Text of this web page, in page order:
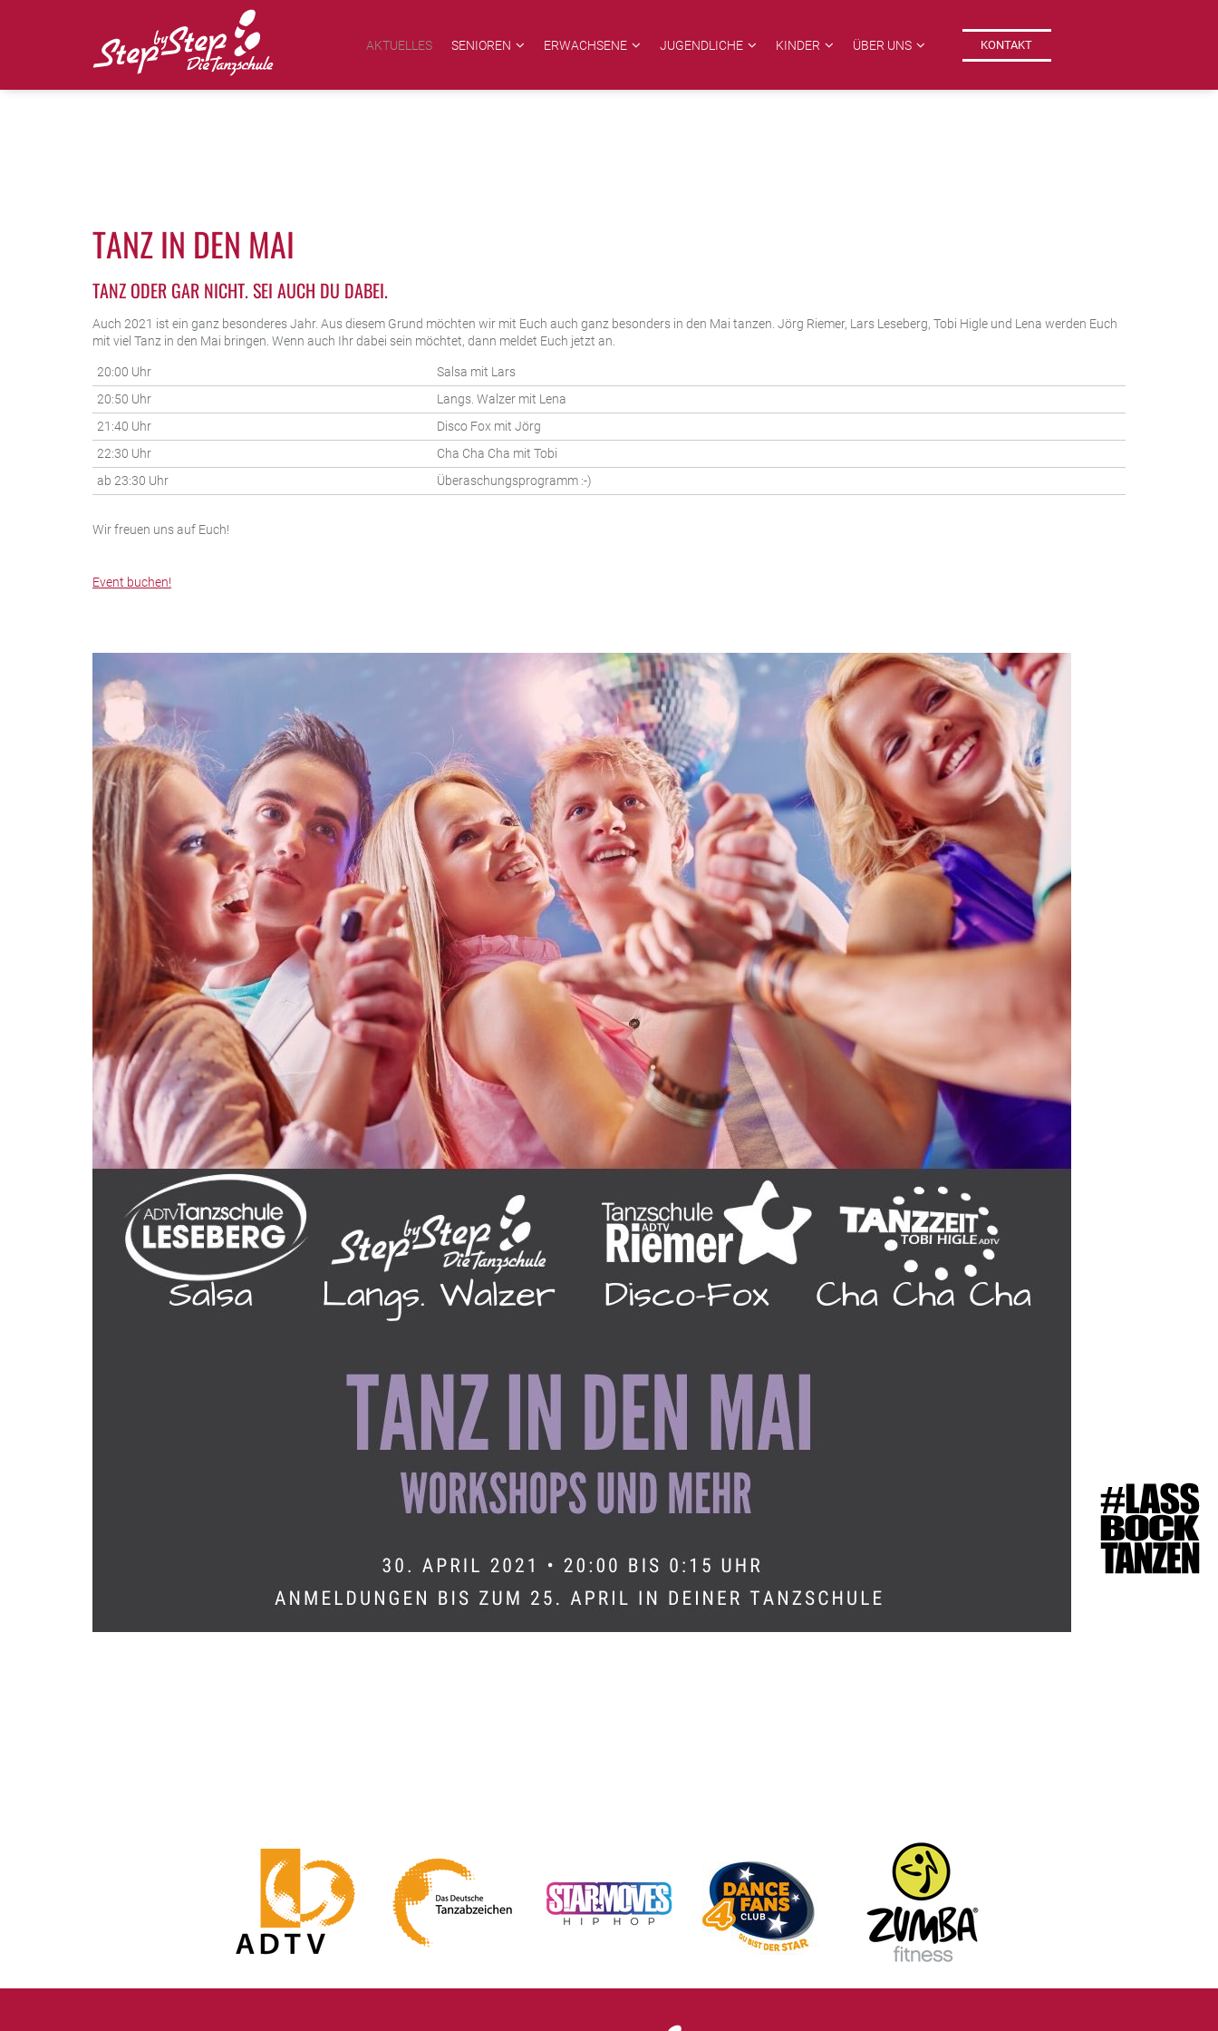
AKTUELLES SENIOREN ERWACHSENE JUGENDLICHE KINDER ÜBER UNS KONTAKT
TANZ IN DEN MAI
TANZ ODER GAR NICHT. SEI AUCH DU DABEI.
Auch 2021 ist ein ganz besonderes Jahr. Aus diesem Grund möchten wir mit Euch auch ganz besonders in den Mai tanzen. Jörg Riemer, Lars Leseberg, Tobi Higle und Lena werden Euch
mit viel Tanz in den Mai bringen. Wenn auch Ihr dabei sein möchtet, dann meldet Euch jetzt an.
20:00 Uhr
Salsa mit Lars
20:50 Uhr
Langs. Walzer mit Lena
21:40 Uhr
Disco Fox mit Jörg
22:30 Uhr
Cha Cha Cha mit Tobi
ab 23:30 Uhr
Überaschungsprogramm :-)
Wir freuen uns auf Euch!
Event buchen!